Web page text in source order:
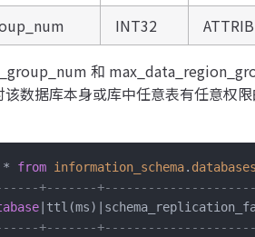
INT32
和
数据库本身或库中任意表有任意权
* from information_schema. databases
+-------
+-------